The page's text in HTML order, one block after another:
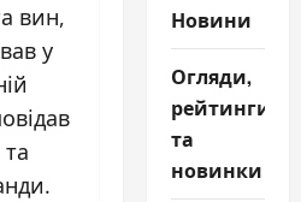
вин,
у
та
Новини
Огляди,
рейтинги
та
новинки